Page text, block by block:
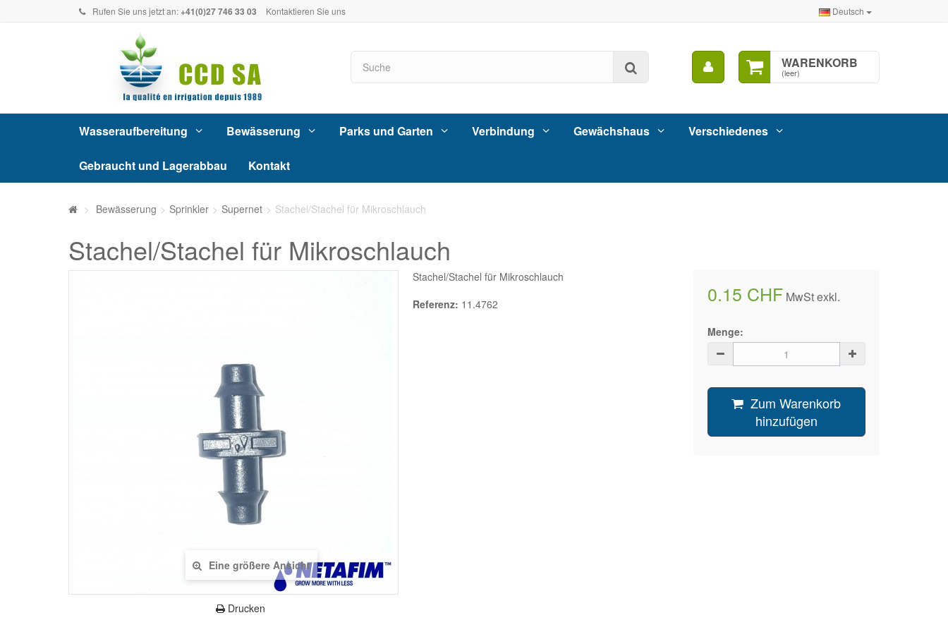
Rufen Sie uns jetzt an:+41(0)27 746 33 03 Kontaktieren Sie uns Deutsch
WARENKORB
(leer)
Mein
Konto
Wasseraufbereitung Bewässerung Parks und Garten Verbindung Gewächshaus Verschiedenes
Gebraucht und Lagerabbau Kontakt
> Bewässerung > Sprinkler > Supernet > Stachel/Stachel für Mikroschlauch
Stachel/Stachel für Mikroschlauch
Eine größere Ansicht
Drucken
0.15 CHF MwSt exkl.
Menge:
Zum Warenkorb
hinzufügen
Stachel/Stachel für Mikroschlauch
Referenz: 11.4762